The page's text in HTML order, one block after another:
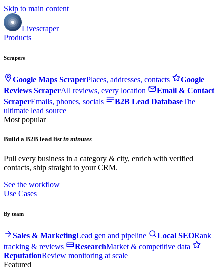
Skip to main content
Livescraper
Products
Scrapers
Google Maps ScraperPlaces, addresses, contacts
Google
Reviews ScraperAll reviews, every location
Email & Contact
ScraperEmails, phones, socials B2B Lead DatabaseThe
ultimate lead source
Most popular
Build a B2B lead listin minutes
Pull every business in a category & city, enrich with verified
contacts, ship straight to your CRM.
See the workflow
Use Cases
By team
Sales & MarketingLead gen and pipeline Local SEORank
tracking & reviews
ResearchMarket & competitive data
ReputationReview monitoring at scale
Featured